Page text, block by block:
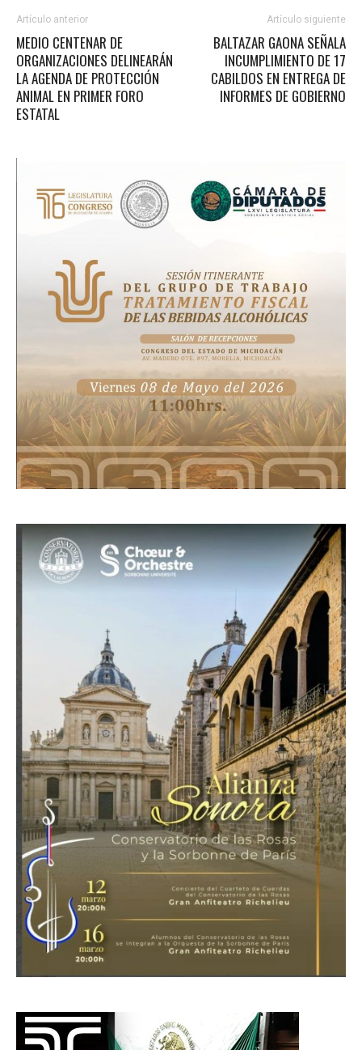
Artículo anterior
MEDIO CENTENAR DE
ORGANIZACIONES DELINEARÁN
LA AGENDA DE PROTECCIÓN
ANIMAL EN PRIMER FORO
ESTATAL
Artículo siguiente
BALTAZAR GAONA SEÑALA
INCUMPLIMIENTO DE 17
CABILDOS EN ENTREGA DE
INFORMES DE GOBIERNO